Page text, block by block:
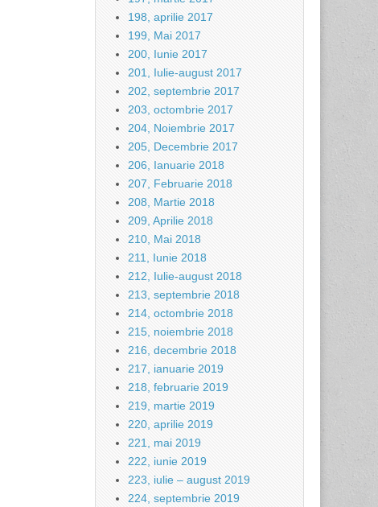
198, aprilie 2017
199, Mai 2017
200, Iunie 2017
201, Iulie-august 2017
202, septembrie 2017
203, octombrie 2017
204, Noiembrie 2017
205, Decembrie 2017
206, Ianuarie 2018
207, Februarie 2018
208, Martie 2018
209, Aprilie 2018
210, Mai 2018
211, Iunie 2018
212, Iulie-august 2018
213, septembrie 2018
214, octombrie 2018
215, noiembrie 2018
216, decembrie 2018
217, ianuarie 2019
218, februarie 2019
219, martie 2019
220, aprilie 2019
221, mai 2019
222, iunie 2019
223, iulie – august 2019
224, septembrie 2019